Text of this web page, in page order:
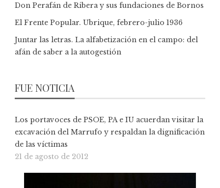
Don Perafán de Ribera y sus fundaciones de Bornos
El Frente Popular. Ubrique, febrero-julio 1936
Juntar las letras. La alfabetización en el campo: del
afán de saber a la autogestión
FUE NOTICIA
Los portavoces de PSOE, PA e IU acuerdan visitar la
excavación del Marrufo y respaldan la dignificación
de las víctimas
21 de agosto de 2012